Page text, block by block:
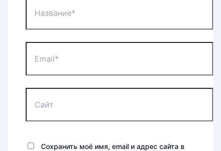
Сохранить моё имя, email и адрес сайта в